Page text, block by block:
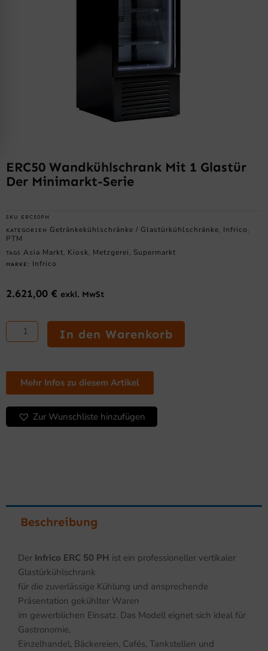
ERC50 Wandkühlschrank Mit 1 Glastür
Der Minimarkt-Serie
SKU ERC50PH
KATEGORIEN Getränkekühlschränke / Glastürkühlschränke , Infrico ,
PTM
TAGS Asia Markt , Kiosk , Metzgerei , Supermarkt
MARKE: Infrico
2.621,00 € exkl. MwSt
ERC50
Wandkühlschrank
mit
Glastür
der
Minimarkt-
Serie
Menge
In den Warenkorb
Mehr Infos zu diesem Artikel
Zur Wunschliste hinzufügen
Beschreibung
Der Infrico ERC 50 PH ist ein professioneller vertikaler
Glastürkühlschrank
für die zuverlässige Kühlung und ansprechende
Präsentation gekühlter Waren
im gewerblichen Einsatz. Das Modell eignet sich ideal für
Gastronomie,
Einzelhandel, Bäckereien, Cafés, Tankstellen und